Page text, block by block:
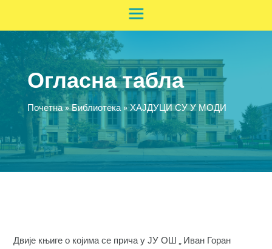
Огласна табла
Почетна»Библиотека»ХАЈДУЦИ СУ У МОДИ
Двије књиге о којима се прича у ЈУ ОШ „ Иван Горан